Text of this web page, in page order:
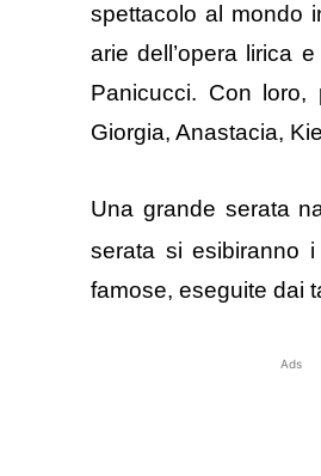
spettacolo al mondo
arie dell’opera lirica
Panicucci. Con loro,
Giorgia, Anastacia,
Una grande serata
serata si esibiranno
famose, eseguite dai
Ads